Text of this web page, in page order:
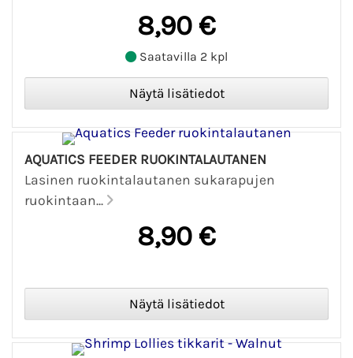
8,90 €
Saatavilla 2 kpl
AQUATICS FEEDER RUOKINTALAUTANEN
Lasinen ruokintalautanen sukarapujen
ruokintaan...
8,90 €